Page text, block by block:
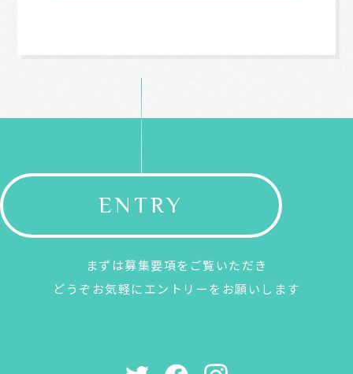
ENTRY
まずは募集要項をご覧いただき
どうぞお気軽にエントリーをお願いします